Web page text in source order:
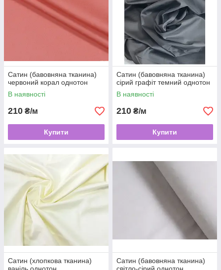
Сатин (бавовняна тканина)
червоний корал однотон
В наявності
210 ₴/м
Купити
Сатин (бавовняна тканина)
сірий графіт темний однотон
В наявності
210 ₴/м
Купити
Сатин (хлопкова тканина)
Сатин (бавовняна тканина)